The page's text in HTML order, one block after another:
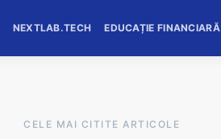
NEXTLAB.TECH EDUCAȚIE FINANCIARĂ
CELE MAI CITITE ARTICOLE